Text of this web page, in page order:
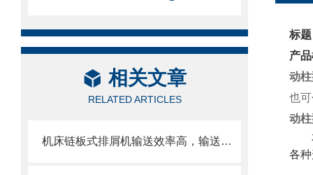
相关文章
RELATED ARTICLES
机床链板式排屑机输送效率高，输送速度选择范围大
标
产
动
也
动
各